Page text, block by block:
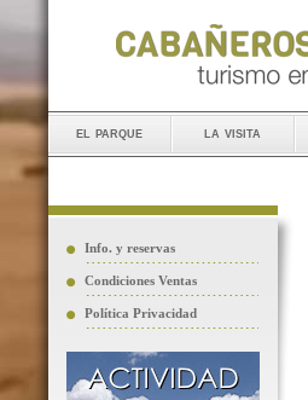
el parque la visita
Info. y reservas
Condiciones Ventas
Política Privacidad